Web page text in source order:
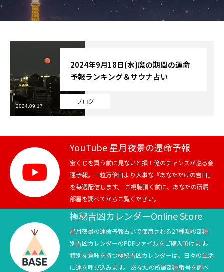
秘伝公開！吉凶カレンダー
記事カテゴリー
お知らせ
芸能界
テニス
スポーツ
競馬
テニス四大大会・五輪
テニス四大大会・五輪
ブログ
2024年9月18日(水)魔の期間の運命
予報ランキング＆サウナ占い
2024.09.17
YouTube 星月夜景の運命予報
宝くじを買う前に見ないと損！億のチャンスが巡る金
運予報。一粒万倍日より大事な『あなただけの吉日』
を毎週配信します。 ご視聴頂く前に、あなたの所属
部屋を調べてからご覧ください。
極秘吉凶カレンダーOnline Store
星月夜景の運命予報占いで使用される27種類の部屋
別吉凶カレンダーのPDFファイルをご購入頂けます。
特別な意味を持つ極秘吉凶カレンダーは、日々の生活
に運を呼び込みます。 あなたの所属部屋番号を調べ